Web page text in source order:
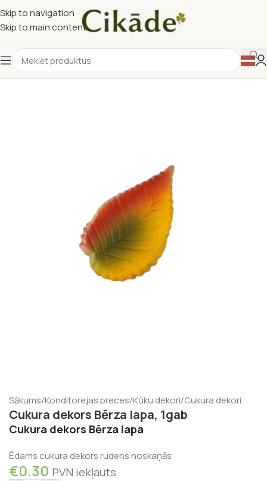
Skip to navigation
Skip to main content
Sākums/Konditorejas preces/Kūku dekori/Cukura dekori
Cukura dekors Bērza lapa, 1gab
Cukura dekors Bērza lapa
Ēdams cukura dekors rudens noskaņās
€0.30 PVN iekļauts